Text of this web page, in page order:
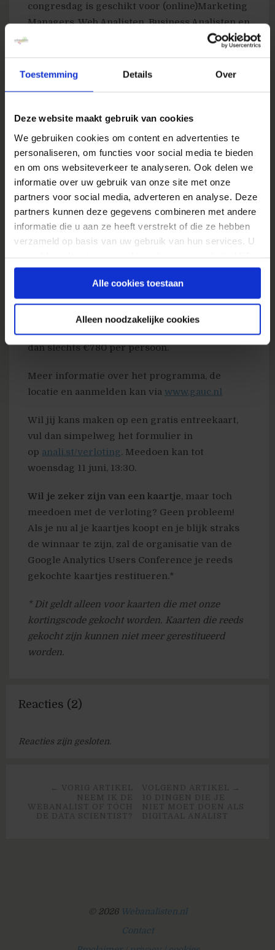
Toestemming Details Over
Deze website maakt gebruik van cookies
We gebruiken cookies om content en advertenties te
personaliseren, om functies voor social media te bieden
en om ons websiteverkeer te analyseren. Ook delen we
informatie over uw gebruik van onze site met onze
partners voor social media, adverteren en analyse. Deze
partners kunnen deze gegevens combineren met andere
informatie die u aan ze heeft verstrekt of die ze hebben
verzameld op basis van uw gebruik van hun services. U
gebruiken.
Alle cookies toestaan
Alleen noodzakelijke cookies
congresdag is geschikt voor (online)Marketing
Managers, Web Analisten, Business Analisten en
de MKB-ers. Er zijn 3 inspirerende keynote
Daarnaast kun je kiezen24 Master Classes,
Intermediate en Advancedgebruikers van
Google Analytics. Zeer diverse onderwerpen
die jou helpen je online aanwezigheid te
verbeteren!
Inschrijven met korting & verloting
Schrijf je nu in voor deze editie van de
Analytics User Conference
! Fans van
€150en kunnen met dekortingscode 14WA150
voor slechts €440 per persoon een kaartje
kopen voor de Training Day of voor €340 per
persoon voor de Conference Day. De korting
geldt ook als je naar beide dagen wilt, je betaalt
dan slechts €780 per persoon.
Meer informatie over het programma, de
locatie en aanmelden kan via www.gauc.nl
Wil jij kans maken op een gratis entreekaart,
vul dan simpelweg het formulier in
op anali.st/verloting. Meedoen kan tot
woensdag 11 juni, 13:30.
Wil je zeker zijn van een kaartje, maar toch
meedoen met de verloting? Geen probleem!
Als je nu al je kaartjes koopt en je blijk straks
de winnaar te zijn, zal de organisatie van de
Google Analytics Users Conference je reeds
gekochte kaartjes restitueren.*
* Dit geldt alleen voor kaarten die met onze
kortingscode gekocht worden. Kaarten die reeds
gekocht zijn kunnen niet meer gerestitueerd
worden.
Reacties (2)
Reacties zijn gesloten.
VOLGEND ARTIKEL →
10 DINGEN DIE JE
NIET MOET DOEN ALS
DIGITAAL ANALIST
← VORIG ARTIKEL
NEEM IK DE
WEBANALIST OF TÓCH
DE DATA SCIENTIST?
© 2026 Webanalisten.nl
Contact